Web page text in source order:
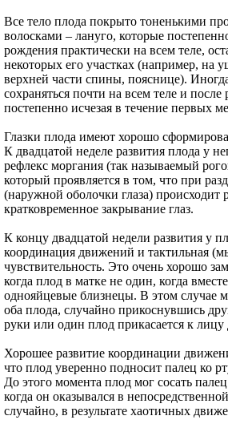
Все тело плода покрыто тоненькими
волосками – лануго, которые
рождения практически на всем теле,
некоторых его участках (например, на
верхней части спины, пояснице).
сохраняться почти на всем теле и
постепенно исчезая в течение первых
Глазки плода имеют хорошо
К двадцатой неделе развития плода у
рефлекс моргания (так называемый
который проявляется в том, что при
(наружной оболочки глаза) происходит
кратковременное закрывание глаз.
К концу двадцатой недели развития у
координация движений и тактильная
чувствительность. Это очень хорошо
когда плод в матке не один, когда
однояйцевые близнецы. В этом случае
оба плода, случайно прикоснувшись
руки или один плод прикасается к лицу
Хорошее развитие координации
что плод уверенно подносит палец ко
До этого момента плод мог сосать
когда он оказывался в
случайно, в результате хаотичных